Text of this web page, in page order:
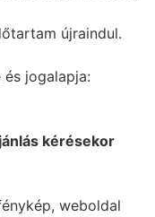
újraindul.
jogalapja:
kérésekor
weboldal